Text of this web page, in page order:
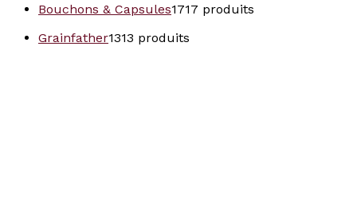
Bouchons & Capsules1717 produits
Grainfather1313 produits